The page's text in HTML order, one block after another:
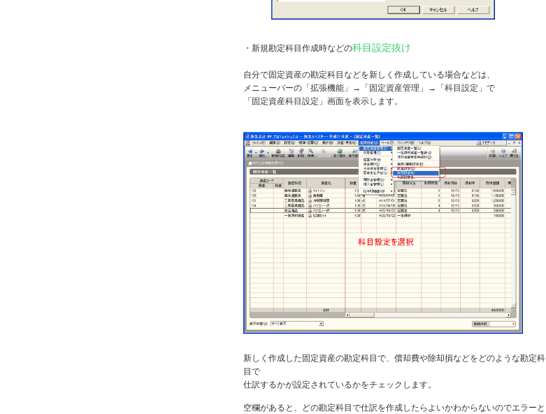
・新規勘定科目作成時などの科目設定抜け
自分で固定資産の勘定科目などを新しく作成している場合などは、
メニューバーの「拡張機能」→「固定資産管理」→「科目設定」で
「固定資産科目設定」画面を表示します。
新しく作成した固定資産の勘定科目で、償却費や除却損などをどのような勘定科
目で
仕訳するかが設定されているかをチェックします。
空欄があると、どの勘定科目で仕訳を作成したらよいかわからないのでエラーと